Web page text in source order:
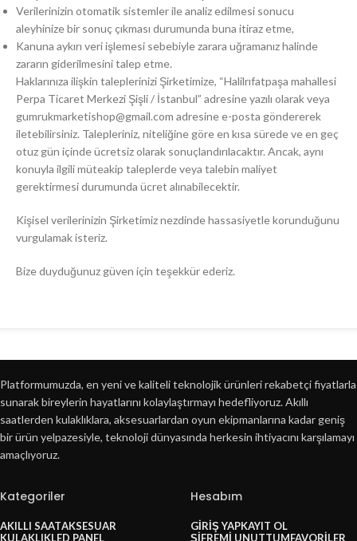
Verilerinizin otomatik sistemler ile analiz edilmesi sonucu
aleyhinize bir sonuç çıkması durumunda buna itiraz etme,
Kanuna aykırı veri işlemesi sebebiyle zarara uğramanız halinde
zararın giderilmesini talep etme.
Haklarınıza ilişkin taleplerinizi Şirketimize, “Halilrıfatpaşa mahallesi
Perpa Ticaret Merkezi Şişli / İstanbul” adresine yazılı olarak veya
gumrukmarketishop@gmail.com adresine e-posta göndererek
iletebilirsiniz. Talepleriniz, niteliğine göre en kısa sürede ve en geç
otuz gün içinde ücretsiz olarak sonuçlandırılacaktır. Ancak, aynı
konuyla ilgili müteakip taleplerde veya talebin maliyet
gerektirmesi durumunda ücret alınabilecektir.
Kişisel verilerinizin Şirketimiz nezdinde hassasiyetle korunduğunu
vurgulamak isteriz.
Bize duyduğunuz güven için teşekkür ederiz.
Platformumuzda, en yeni ve kaliteli teknolojik ürünleri rekabetçi fiyatlarla
sunarak bireylerin hayatlarını kolaylaştırmayı hedefliyoruz. Akıllı
saatlerden kulaklıklara, aksesuarlardan oyun ekipmanlarına kadar geniş
bir ürün yelpazesiyle, teknoloji dünyasında herkesin ihtiyacını karşılamayı
amaçlıyoruz.
Kategoriler
AKILLI SAATAKSESUAR
KULAKLIKLED PANEL
Hesabım
GIRIŞ YAPKAYIT OL
ŞIFREMI UNUTTUMFAVORILER